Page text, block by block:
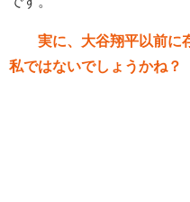
実に、大谷翔平以前に
私ではないでしょうかね？